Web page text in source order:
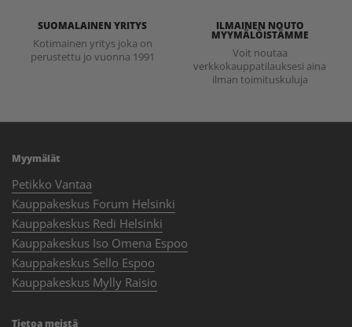
SUOMALAINEN YRITYS
Kotimainen yritys joka on
perustettu jo vuonna 1991
ILMAINEN NOUTO
MYYMÄLÖISTÄMME
Voit noutaa
verkkokauppatilauksesi aina
ilman toimituskuluja
Myymälät
Petikko Vantaa
Kauppakeskus Forum Helsinki
Kauppakeskus Redi Helsinki
Kauppakeskus Iso Omena Espoo
Kauppakeskus Sello Espoo
Kauppakeskus Mylly Raisio
Tietoa meistä